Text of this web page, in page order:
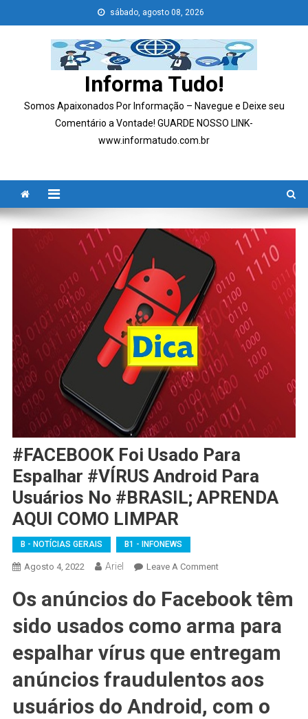
to
sábado, agosto 08, 2026
Informa Tudo!
Somos Apaixonados Por Informação – Navegue e Deixe seu
Comentário a Vontade! GUARDE NOSSO LINK-
www.informatudo.com.br
#FACEBOOK Foi Usado Para
Espalhar #VÍRUS Android Para
Usuários No #BRASIL; APRENDA
AQUI COMO LIMPAR
B - NOTÍCIAS GERAIS B1 - INFONEWS
Agosto 4, 2022 Ariel Leave A CommentOn
Foi
Para
Espalhar
#VÍRUS
Android
Usuários
Os anúncios do Facebook têm
sido usados ​​como arma para
espalhar vírus que entregam
anúncios fraudulentos aos
usuários do Android, com o